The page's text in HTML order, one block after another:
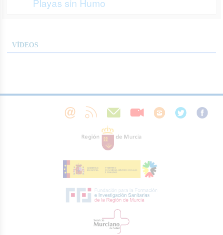
Playas sin Humo
VÍDEOS